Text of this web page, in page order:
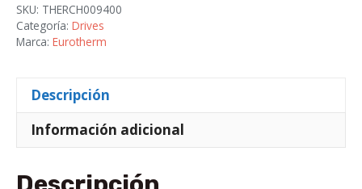
SKU: THERCH009400
Categoría: Drives
Marca: Eurotherm
Descripción
Información adicional